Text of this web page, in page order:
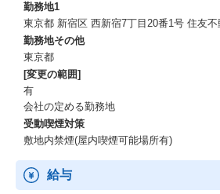
勤務地1
東京都 新宿区 西新宿7丁目20番1号 住友
勤務地その他
東京都
[変更の範囲]
有
会社の定める勤務地
受動喫煙対策
敷地内禁煙(屋内喫煙可能場所有)
給与